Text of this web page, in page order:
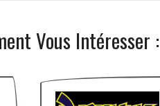
Vous Intéresser :